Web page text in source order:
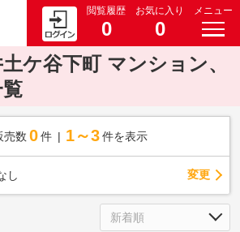
閲覧履歴
0
お気に入り
0
メニュー
ケ谷下町 マンション、
売数 0 件 1～3 件を表示
し 変更